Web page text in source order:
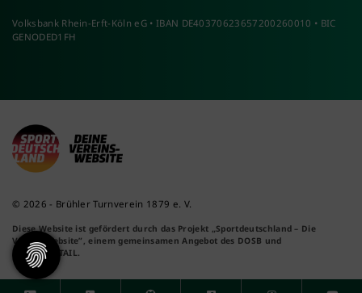
Volksbank Rhein-Erft-Köln eG • IBAN DE40370623657200260010 • BIC
GENODED1FH
© 2026 - Brühler Turnverein 1879 e. V.
Diese Website ist gefördert durch das Projekt
„Sportdeutschland – Die
Vereinswebsite” , einem gemeinsamen Angebot des DOSB und
NETZCOCKTAIL.